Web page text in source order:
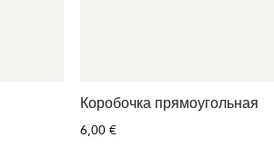
Коробочка прямоугольная
6,00 €